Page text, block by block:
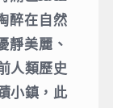
醉在自然
靜美麗、
人類歷史
小鎮，此